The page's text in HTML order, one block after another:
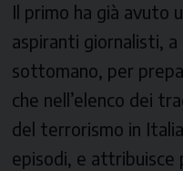
Il primo ha già avuto
aspiranti giornalisti,
sottomano, per
che nell’elenco dei
del terrorismo in
episodi, e attribuisce